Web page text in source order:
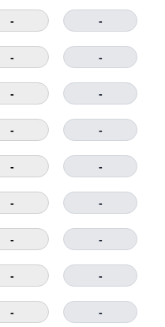
- -
- -
- -
- -
- -
- -
- -
- -
- -